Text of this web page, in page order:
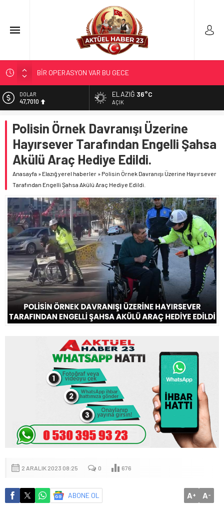
BİR OPERASYON VAR BU GECE
GÜNEŞ; 12 AĞUSTOS’TA TUTULACAK…
SOSYAL MEDYANIN KÜÇÜK YAŞ BAĞIMLILIĞI
BUGÜN ÇOĞU YERDE ELEKTRİK OLMAYACAK
DOLAR
47,7010
55,0063
ALTIN
6.543,59
13.798,82
ELAZIĞ 36°C
AÇIK
Polisin Örnek Davranışı Üzerine
Hayırsever Tarafından Engelli Şahsa
Akülü Araç Hediye Edildi.
Anasayfa » Elazığ yerel haberler » Polisin Örnek Davranışı Üzerine Hayırsever
Tarafından Engelli Şahsa Akülü Araç Hediye Edildi.
2 ARALIK 2023 08:25 0 676
ABONE OL A+ A-